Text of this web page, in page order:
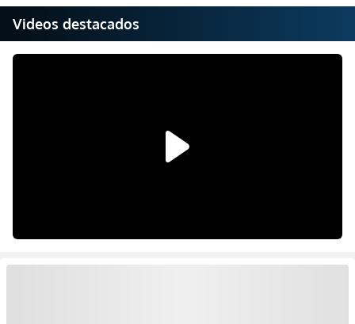
Videos destacados